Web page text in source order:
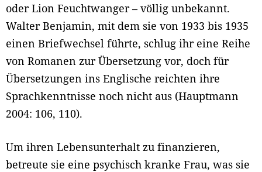
oder Lion Feuchtwanger – völlig unbekannt.
Walter Benjamin, mit dem sie von 1933 bis 1935
einen Briefwechsel führte, schlug ihr eine Reihe
von Romanen zur Übersetzung vor, doch für
Übersetzungen ins Englische reichten ihre
Sprachkenntnisse noch nicht aus (Hauptmann
2004: 106, 110).
Um ihren Lebensunterhalt zu finanzieren,
betreute sie eine psychisch kranke Frau, was sie